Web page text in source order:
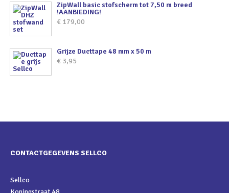
ZipWall basic stofscherm tot 7,50 m breed
!AANBIEDING!
€ 179,00
Grijze Ducttape 48 mm x 50 m
€ 3,95
CONTACTGEGEVENS SELLCO
Sellco